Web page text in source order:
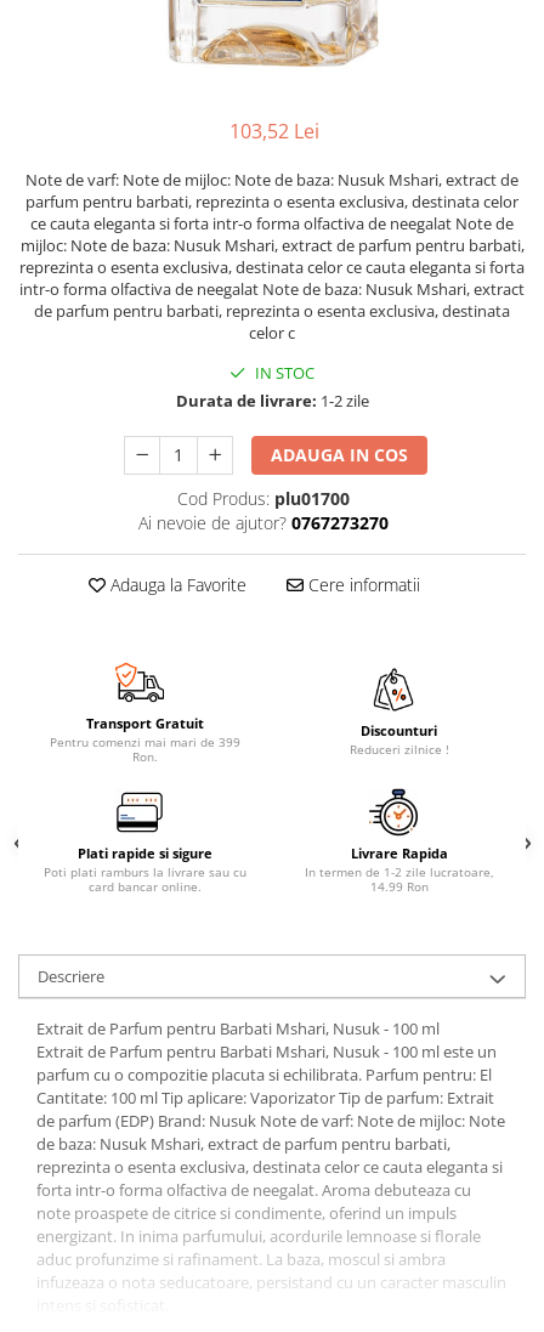
103,52 Lei
Note de varf: Note de mijloc: Note de baza: Nusuk Mshari, extract de
parfum pentru barbati, reprezinta o esenta exclusiva, destinata celor
ce cauta eleganta si forta intr-o forma olfactiva de neegalat Note de
mijloc: Note de baza: Nusuk Mshari, extract de parfum pentru barbati,
reprezinta o esenta exclusiva, destinata celor ce cauta eleganta si forta
intr-o forma olfactiva de neegalat Note de baza: Nusuk Mshari, extract
de parfum pentru barbati, reprezinta o esenta exclusiva, destinata
celor c
IN STOC
Durata de livrare: 1-2 zile
ADAUGA IN COS
Cod Produs: plu01700
Ai nevoie de ajutor? 0767273270
Adauga la Favorite Cere informatii
Transport Gratuit
Pentru comenzi mai mari de 399
Ron.
Discounturi
Reduceri zilnice !
Plati rapide si sigure
Poti plati ramburs la livrare sau cu
card bancar online.
Livrare Rapida
In termen de 1-2 zile lucratoare,
14.99 Ron
Descriere
Extrait de Parfum pentru Barbati Mshari, Nusuk - 100 ml
Extrait de Parfum pentru Barbati Mshari, Nusuk - 100 ml este un
parfum cu o compozitie placuta si echilibrata. Parfum pentru: El
Cantitate: 100 ml Tip aplicare: Vaporizator Tip de parfum: Extrait
de parfum (EDP) Brand: Nusuk Note de varf: Note de mijloc: Note
de baza: Nusuk Mshari, extract de parfum pentru barbati,
reprezinta o esenta exclusiva, destinata celor ce cauta eleganta si
forta intr-o forma olfactiva de neegalat. Aroma debuteaza cu
note proaspete de citrice si condimente, oferind un impuls
energizant. In inima parfumului, acordurile lemnoase si florale
aduc profunzime si rafinament. La baza, moscul si ambra
infuzeaza o nota seducatoare, persistand cu un caracter masculin